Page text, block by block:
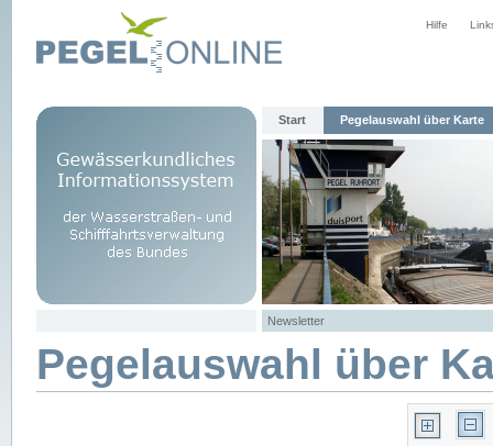
Hilfe
Start Pegelauswahl über Karte
Newsletter
Pegelauswahl über